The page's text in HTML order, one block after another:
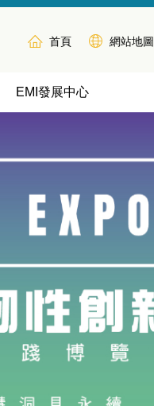
首頁 網站地圖
EMI發展中心